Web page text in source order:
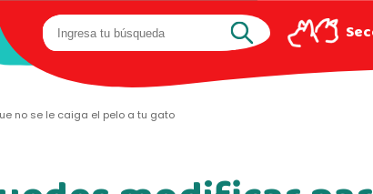
no se le caiga el pelo a tu gato